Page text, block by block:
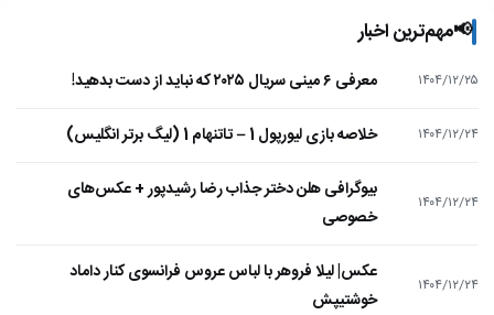
📢مهم‌ترین اخبار
۱۴۰۴/۱۲/۲۵ معرفی ۶ مینی سریال ۲۰۲۵ که نباید از دست بدهید!
۱۴۰۴/۱۲/۲۴ خلاصه بازی لیورپول 1 – تاتنهام 1 (لیگ برتر انگلیس)
۱۴۰۴/۱۲/۲۴
بیوگرافی هلن دختر جذاب رضا رشیدپور + عکس‌های
خصوصی
۱۴۰۴/۱۲/۲۴
عکس| لیلا فروهر با لباس عروس فرانسوی کنار داماد
خوشتیپش